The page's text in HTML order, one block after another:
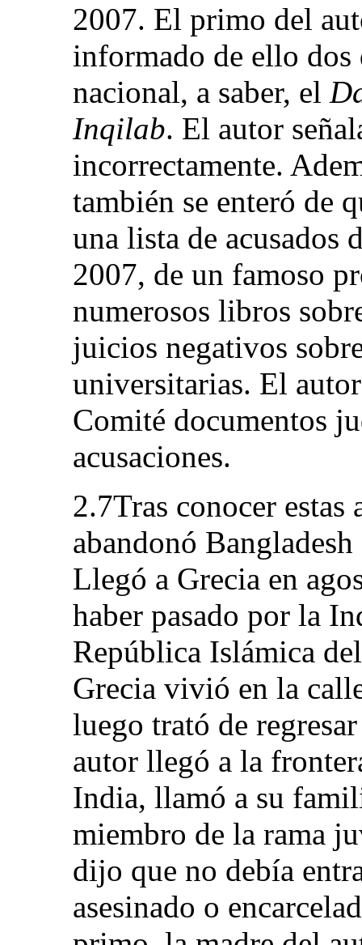
2007. El primo del
informado de ello
nacional, a saber, el
Inqilab. El autor
incorrectamente.
también se enteró de
una lista de acusados
2007, de un famoso
numerosos libros
juicios negativos
universitarias. El
Comité documentos
acusaciones.
2.7Tras conocer estas
abandonó
Llegó a Grecia en
haber pasado por la
República Islámica
Grecia vivió en la
luego trató de
autor llegó a la
India, llamó a su
miembro de la rama
dijo que no debía
asesinado o